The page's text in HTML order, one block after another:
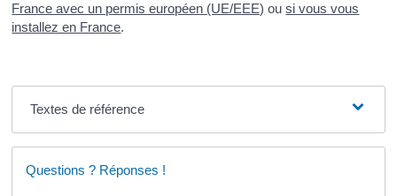
France avec un permis européen (UE/EEE) ousi vous vous
installez en France.
Textes de référence
Questions ? Réponses !